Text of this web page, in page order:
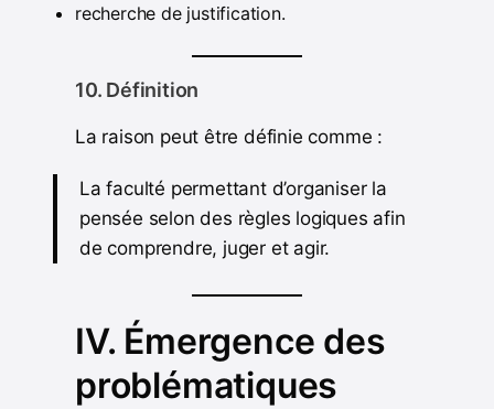
recherche de justification.
10. Définition
La raison peut être définie comme :
La faculté permettant d’organiser la
pensée selon des règles logiques afin
de comprendre, juger et agir.
IV. Émergence des
problématiques